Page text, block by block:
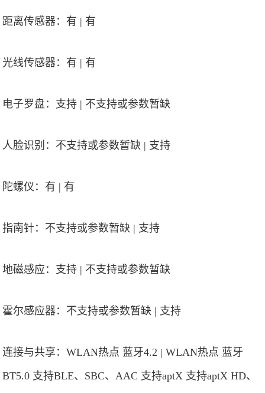
距离传感器：有 | 有
光线传感器：有 | 有
电子罗盘：支持 | 不支持或参数暂缺
人脸识别：不支持或参数暂缺 | 支持
陀螺仪：有 | 有
指南针：不支持或参数暂缺 | 支持
地磁感应：支持 | 不支持或参数暂缺
霍尔感应器：不支持或参数暂缺 | 支持
连接与共享：WLAN热点 蓝牙4.2 | WLAN热点 蓝牙
BT5.0 支持BLE、SBC、AAC 支持aptX 支持aptX HD、